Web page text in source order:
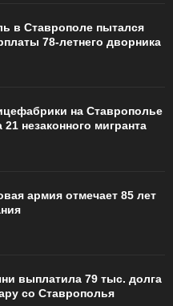
в Ставрополе пытался
78-летнего дворника
на Ставрополье
незаконного мигранта
армия отмечает 85 лет
выплатила 79 тыс. долга
со Ставрополья